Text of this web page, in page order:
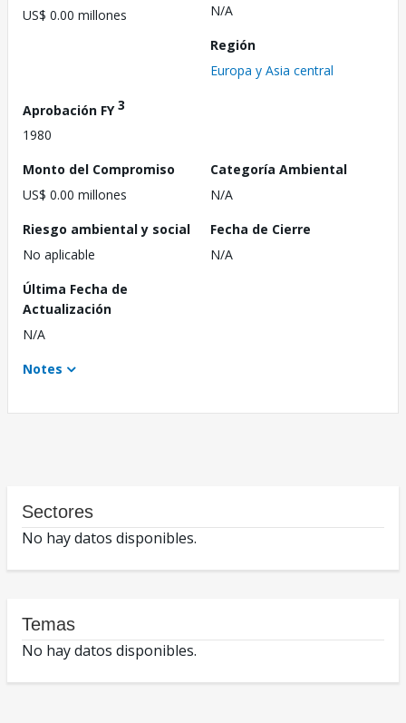
US$ 0.00 millones
N/A
Región
Europa y Asia central
Aprobación FY3
1980
Monto del Compromiso
US$ 0.00 millones
Categoría Ambiental
N/A
Riesgo ambiental y social
No aplicable
Fecha de Cierre
N/A
Última Fecha de
Actualización
N/A
Notes
Sectores
No hay datos disponibles.
Temas
No hay datos disponibles.